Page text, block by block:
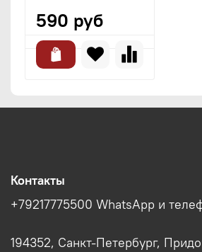
590 руб
Контакты
+79217775500 WhatsApp и
194352, Санкт-Петербург,